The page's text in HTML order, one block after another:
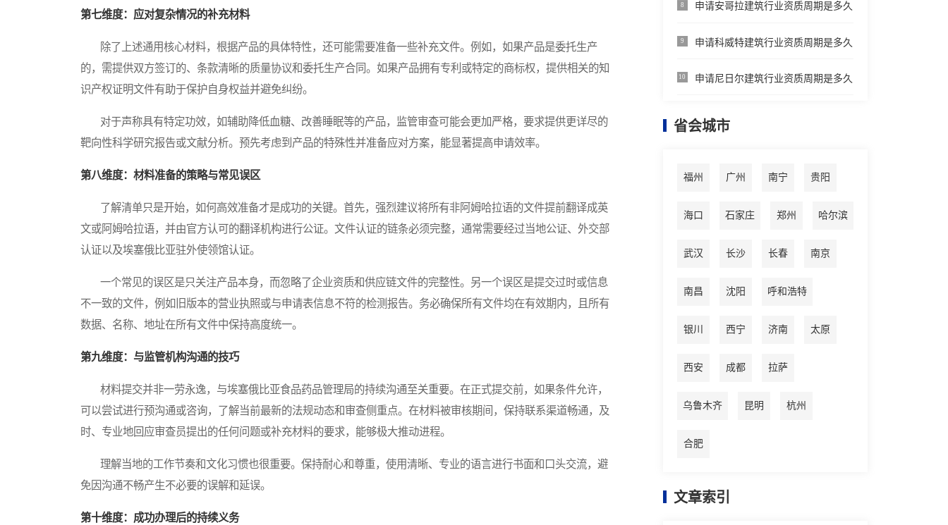
第七维度：应对复杂情况的补充材料
除了上述通用核心材料，根据产品的具体特性，还可能需要准备一些补充文件。例如，如果产品是委托生产
的，需提供双方签订的、条款清晰的质量协议和委托生产合同。如果产品拥有专利或特定的商标权，提供相关的知
识产权证明文件有助于保护自身权益并避免纠纷。
对于声称具有特定功效，如辅助降低血糖、改善睡眠等的产品，监管审查可能会更加严格，要求提供更详尽的
靶向性科学研究报告或文献分析。预先考虑到产品的特殊性并准备应对方案，能显著提高申请效率。
第八维度：材料准备的策略与常见误区
了解清单只是开始，如何高效准备才是成功的关键。首先，强烈建议将所有非阿姆哈拉语的文件提前翻译成英
文或阿姆哈拉语，并由官方认可的翻译机构进行公证。文件认证的链条必须完整，通常需要经过当地公证、外交部
认证以及埃塞俄比亚驻外使领馆认证。
一个常见的误区是只关注产品本身，而忽略了企业资质和供应链文件的完整性。另一个误区是提交过时或信息
不一致的文件，例如旧版本的营业执照或与申请表信息不符的检测报告。务必确保所有文件均在有效期内，且所有
数据、名称、地址在所有文件中保持高度统一。
第九维度：与监管机构沟通的技巧
材料提交并非一劳永逸，与埃塞俄比亚食品药品管理局的持续沟通至关重要。在正式提交前，如果条件允许，
可以尝试进行预沟通或咨询，了解当前最新的法规动态和审查侧重点。在材料被审核期间，保持联系渠道畅通，及
时、专业地回应审查员提出的任何问题或补充材料的要求，能够极大推动进程。
理解当地的工作节奏和文化习惯也很重要。保持耐心和尊重，使用清晰、专业的语言进行书面和口头交流，避
免因沟通不畅产生不必要的误解和延误。
第十维度：成功办理后的持续义务
8 申请安哥拉建筑行业资质周期是多久
9 申请科威特建筑行业资质周期是多久
10 申请尼日尔建筑行业资质周期是多久
省会城市
福州 广州 南宁 贵阳
海口 石家庄 郑州 哈尔滨
武汉 长沙 长春 南京
南昌 沈阳 呼和浩特
银川 西宁 济南 太原
西安 成都 拉萨
乌鲁木齐 昆明 杭州
合肥
文章索引